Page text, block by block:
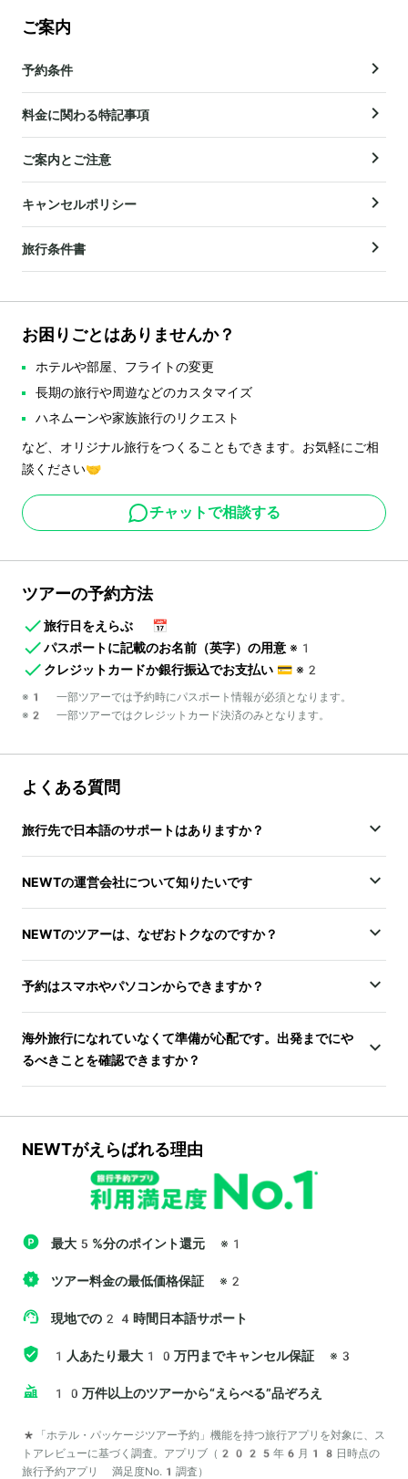
ご案内
予約条件
料金に関わる特記事項
ご案内とご注意
キャンセルポリシー
旅行条件書
お困りごとはありませんか？
ホテルや部屋、フライトの変更
長期の旅行や周遊などのカスタマイズ
ハネムーンや家族旅行のリクエスト
など、オリジナル旅行をつくることもできます。お気軽にご相
談ください🤝
チャットで相談する
ツアーの予約方法
旅行日をえらぶ
📅
パスポートに記載のお名前（英字）の用意 ※1
クレジットカードか銀行振込でお支払い 💳 ※2
※1 一部ツアーでは予約時にパスポート情報が必須となります。
※2 一部ツアーではクレジットカード決済のみとなります。
よくある質問
旅行先で日本語のサポートはありますか？
NEWTの運営会社について知りたいです
NEWTのツアーは、なぜおトクなのですか？
予約はスマホやパソコンからできますか？
海外旅行になれていなくて準備が心配です。出発までにや
るべきことを確認できますか？
NEWTがえらばれる理由
最大5%分のポイント還元 ※1
ツアー料金の最低価格保証 ※2
現地での24時間日本語サポート
1人あたり最大10万円までキャンセル保証 ※3
10万件以上のツアーから“えらべる”品ぞろえ
*「ホテル・パッケージツアー予約」機能を持つ旅行アプリを対象に、ス
トアレビューに基づく調査。アプリブ（2025年6月18日時点の
旅行予約アプリ 満足度No.1調査）